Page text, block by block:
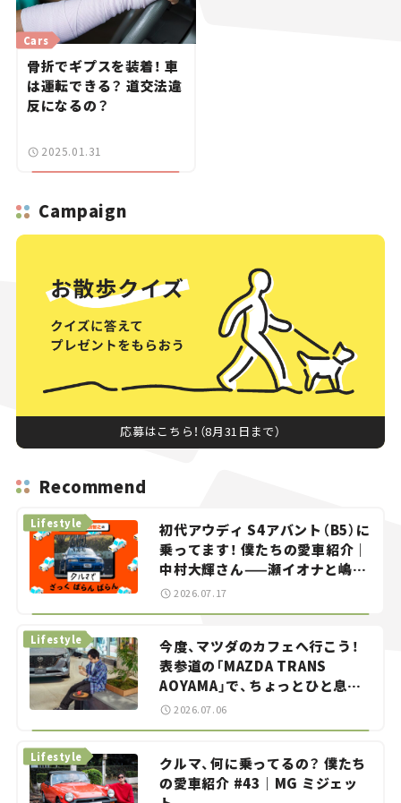
Cars
骨折でギプスを装着！ 車
は運転できる？ 道交法違
反になるの？
2025.01.31
Campaign
応募はこちら！（8月31日まで）
Recommend
初代アウディ S4アバント（B5）に
乗ってます！ 僕たちの愛車紹介｜
中村大輝さん——瀬イオナと嶋田
智之の「クルマでざっくばらんば
Lifestyle
2026.07.17
今度、マツダのカフェへ行こう！
表参道の「MAZDA TRANS
AOYAMA」で、ちょっとひと息。
——連載｜CCGとクルマでどうす
る？＜第13回＞
Lifestyle
2026.07.06
クルマ、何に乗ってるの？ 僕たち
の愛車紹介 #43｜MG ミジェッ
Lifestyle